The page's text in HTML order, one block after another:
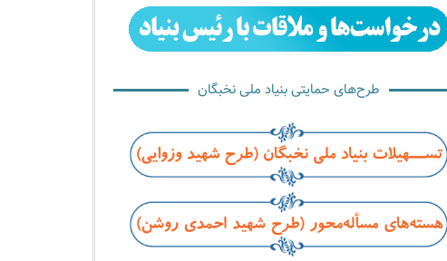
طرح‌های حمایتی بنیاد ملی نخبگان